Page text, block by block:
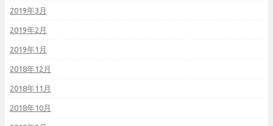
2019年3月
2019年2月
2019年1月
2018年12月
2018年11月
2018年10月